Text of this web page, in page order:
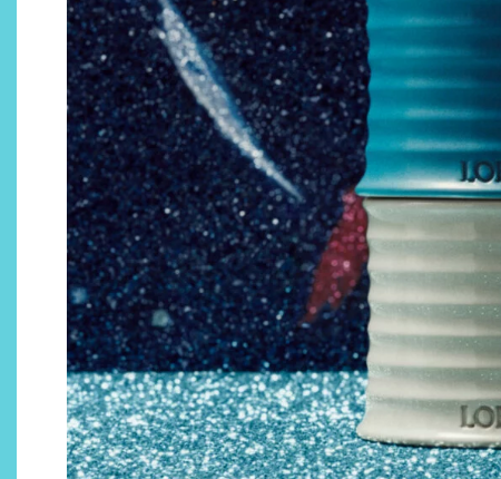
Descubre cómo la cosmética
profesional va desde las
cabinas a tu rutina diaria